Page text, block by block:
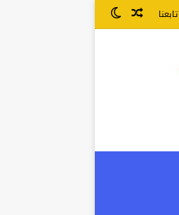
تابعنا مقال عشوائي
الوضع المظلم